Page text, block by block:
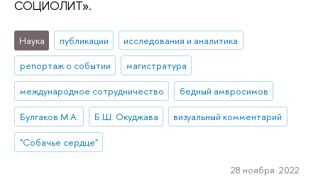
СОЦИОЛИТ».
Наука публикации
исследования и аналитика
репортаж о событии
магистратура
международное сотрудничество
бедный амвросимов
Булгаков М.А.
Б.Ш. Окуджава
визуальный комментарий
''Собачье сердце''
28 ноября 2022